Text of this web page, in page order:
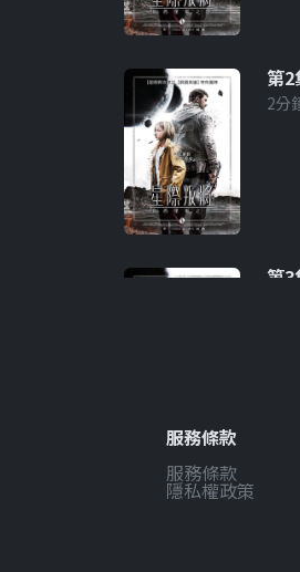
第2
2分
第3
服務條款
服務條款
隱私權政策